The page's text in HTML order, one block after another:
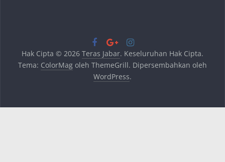
Hak Cipta © 2026 Teras Jabar. Keseluruhan Hak Cipta.
Tema: ColorMagoleh ThemeGrill. Dipersembahkan oleh
WordPress.